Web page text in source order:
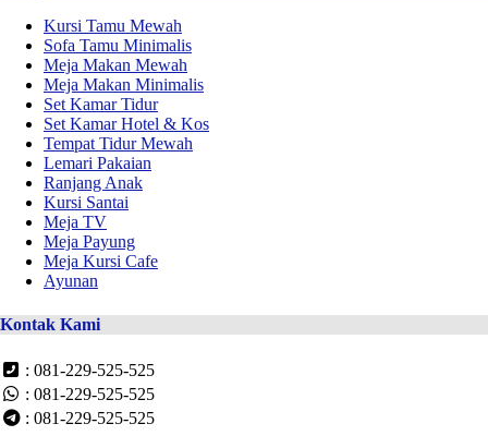
Kursi Tamu Mewah
Sofa Tamu Minimalis
Meja Makan Mewah
Meja Makan Minimalis
Set Kamar Tidur
Set Kamar Hotel & Kos
Tempat Tidur Mewah
Lemari Pakaian
Ranjang Anak
Kursi Santai
Meja TV
Meja Payung
Meja Kursi Cafe
Ayunan
Kontak Kami
: 081-229-525-525
: 081-229-525-525
: 081-229-525-525